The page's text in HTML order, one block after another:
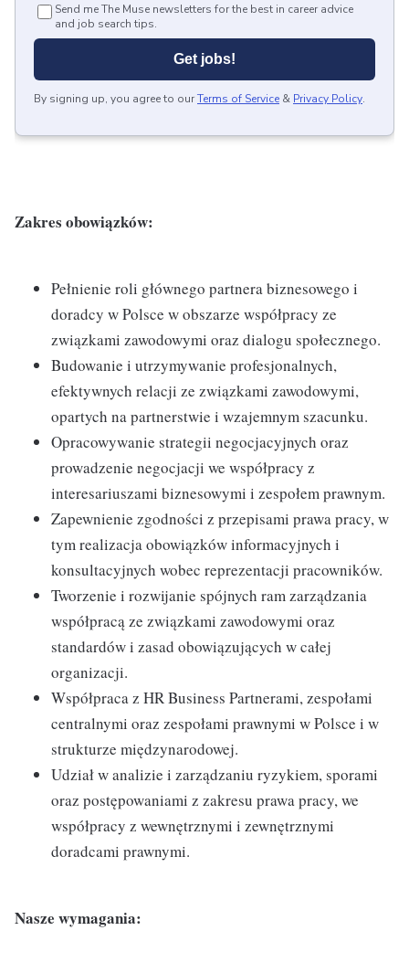
Send me The Muse newsletters for the best in career advice
and job search tips.
Get jobs!
By signing up, you agree to ourTerms of Service & Privacy Policy.
Zakres obowiązków:
Pełnienie roli głównego partnera biznesowego i
doradcy w Polsce w obszarze współpracy ze
związkami zawodowymi oraz dialogu społecznego.
Budowanie i utrzymywanie profesjonalnych,
efektywnych relacji ze związkami zawodowymi,
opartych na partnerstwie i wzajemnym szacunku.
Opracowywanie strategii negocjacyjnych oraz
prowadzenie negocjacji we współpracy z
interesariuszami biznesowymi i zespołem prawnym.
Zapewnienie zgodności z przepisami prawa pracy, w
tym realizacja obowiązków informacyjnych i
konsultacyjnych wobec reprezentacji pracowników.
Tworzenie i rozwijanie spójnych ram zarządzania
współpracą ze związkami zawodowymi oraz
standardów i zasad obowiązujących w całej
organizacji.
Współpraca z HR Business Partnerami, zespołami
centralnymi oraz zespołami prawnymi w Polsce i w
strukturze międzynarodowej.
Udział w analizie i zarządzaniu ryzykiem, sporami
oraz postępowaniami z zakresu prawa pracy, we
współpracy z wewnętrznymi i zewnętrznymi
doradcami prawnymi.
Nasze wymagania: